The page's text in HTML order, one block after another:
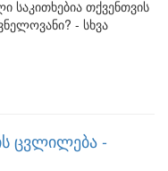
თქვენთვის
- სხვა
ცვლილება -